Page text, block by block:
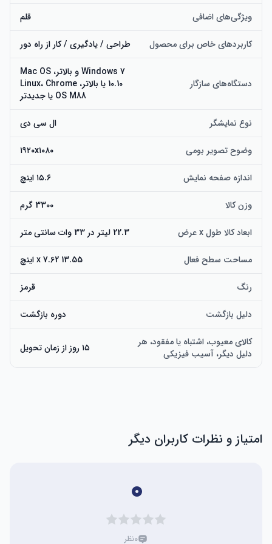
ویژگی‌های اضافی قلم
کاربردهای خاص برای محصول طراحی / یادگیری / کار از راه دور
دستگاه‌های سازگار
Windows 7 و بالاتر، Mac OS
10.10 یا بالاتر، Linux، Chrome
OS M88 یا جدیدتر
نوع نمایشگر ال سی دی
وضوح تصویر بومی ۱۹۲۰x۱۰۸۰
اندازه صفحه نمایش ۱۵.۶ اینچ
وزن کالا 3300 گرم
ابعاد کالا طول x عرض 22.3 لیتر در 33 وات سانتی متر
مساحت سطح فعال 13.55 x 7.62 اینچ
رنگ قرمز
دلیل بازگشت دوره بازگشت
کالای معیوب، اشتباه یا مفقود، هر
دلیل دیگر، آسیب فیزیکی
۱۵ روز از زمان تحویل
امتیاز و نظرات کاربران دیگر
۰
۰نظر